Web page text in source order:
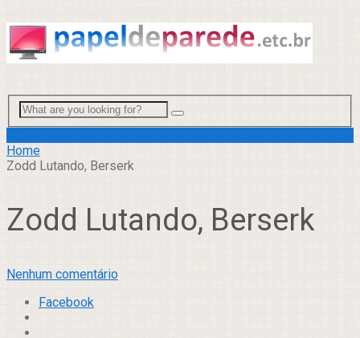
Home
Zodd Lutando, Berserk
Zodd Lutando, Berserk
Nenhum comentário
Facebook